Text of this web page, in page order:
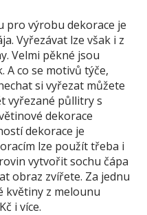
pro výrobu dekorace je
Vyřezávat lze však i z
Velmi pěkné jsou
A co se motivů týče,
si vyřezat můžete
vyřezané půllitry s
dekorace
dekorace je
lze použít třeba i
vytvořit sochu čápa
obraz zvířete. Za jednu
květiny z melounu
i více.